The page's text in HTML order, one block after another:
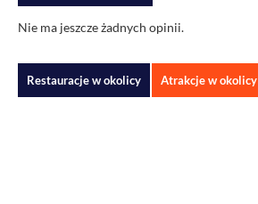
Nie ma jeszcze żadnych opinii.
Restauracje w okolicy Atrakcje w okolicy